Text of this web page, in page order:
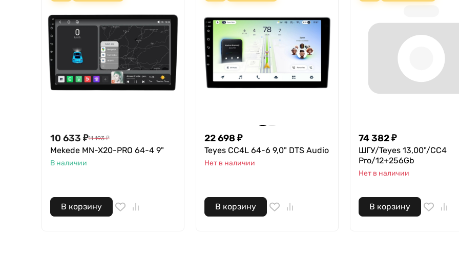
10 633 ₽11 193 ₽
Mekede MN-X20-PRO 64-4 9"
В наличии
В корзину
22 698 ₽
Teyes CC4L 64-6 9,0" DTS Audio
Нет в наличии
В корзину
74 382₽
ШГУ/Teyes 13,00"/CC4
Pro/12+256Gb
Нет в наличии
В корзину